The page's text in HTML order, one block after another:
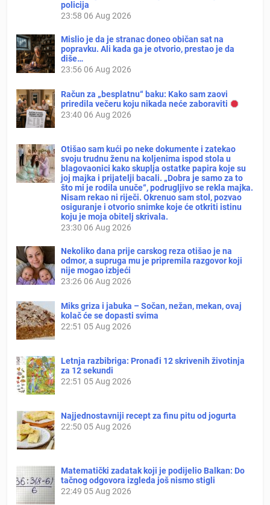
policija
23:58 06 Aug 2026
Mislio je da je stranac doneo običan sat na
popravku. Ali kada ga je otvorio, prestao je da
diše…
23:56 06 Aug 2026
Račun za „besplatnu“ baku: Kako sam zaovi
priredila večeru koju nikada neće zaboraviti
23:40 06 Aug 2026
Otišao sam kući po neke dokumente i zatekao
svoju trudnu ženu na koljenima ispod stola u
blagovaonici kako skuplja ostatke papira koje su
joj majka i prijatelji bacali. „Dobra je samo za to
što mi je rodila unuče“, podrugljivo se rekla majka.
Nisam rekao ni riječi. Okrenuo sam stol, pozvao
osiguranje i otvorio snimke koje će otkriti istinu
koju je moja obitelj skrivala.
23:30 06 Aug 2026
Nekoliko dana prije carskog reza otišao je na
odmor, a supruga mu je pripremila razgovor koji
nije mogao izbjeći
23:26 06 Aug 2026
Miks griza i jabuka – Sočan, nežan, mekan, ovaj
kolač će se dopasti svima
22:51 05 Aug 2026
Letnja razbibriga: Pronađi 12 skrivenih životinja
za 12 sekundi
22:51 05 Aug 2026
Najjednostavniji recept za finu pitu od jogurta
22:50 05 Aug 2026
Matematički zadatak koji je podijelio Balkan: Do
tačnog odgovora izgleda još nismo stigli
22:49 05 Aug 2026